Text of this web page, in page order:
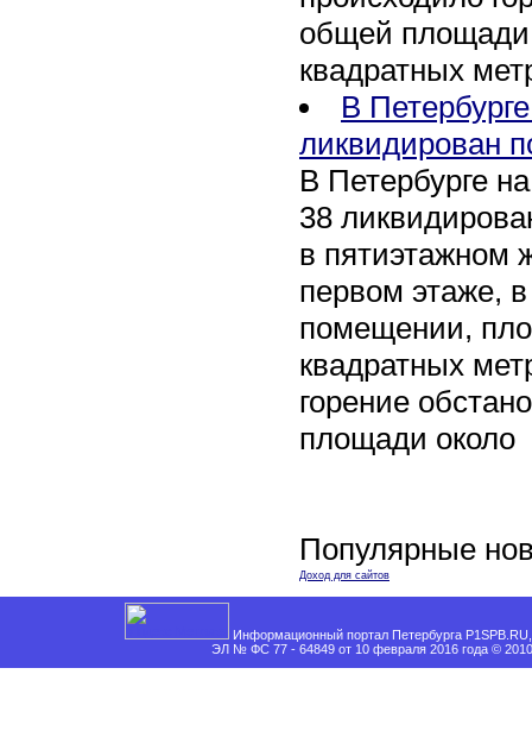
общей площади
квадратных
В
ликвидирован
В Петербурге
38
в пятиэтажном
первом этаже,
помещении,
квадратных
горение
площади около
Популярные
Доход для сайтов
Информационный портал Петербурга
ЭЛ № ФС 77 - 64849 от 10 февраля 2016 года ©